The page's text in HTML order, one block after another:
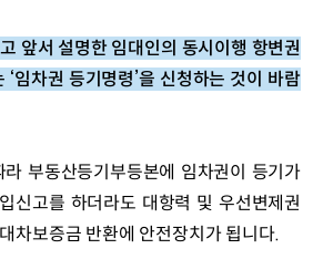
앞서 설명한 임대인의 동시이행 항변권
임차권 등기명령’을 신청하는 것이 바람
부동산등기부등본에 임차권이 등기가
신고를 하더라도 대항력 및 우선변제권
차보증금 반환에 안전장치가 됩니다.